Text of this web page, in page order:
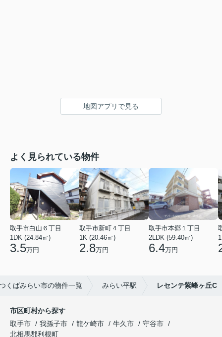
地図アプリで見る
よく見られている物件
取手市白山６丁目
1DK (24.84㎡)
3.5万円
取手市新町４丁目
1K (20.46㎡)
2.8万円
取手市本郷１丁目
2LDK (59.40㎡)
6.4万円
くばみらい市の物件一覧 みらい平駅 レセンテ紫峰ヶ丘C
市区町村から探す
取手市
我孫子市 龍ケ崎市 牛久市
守谷市
北相馬郡利根町